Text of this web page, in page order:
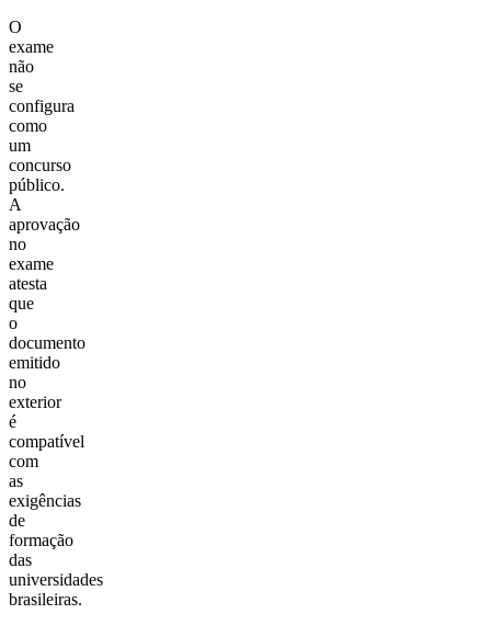
O
exame
não
se
configura
como
um
concurso
público.
A
aprovação
no
exame
atesta
que
o
documento
emitido
no
exterior
é
compatível
com
as
exigências
de
formação
das
universidades
brasileiras.